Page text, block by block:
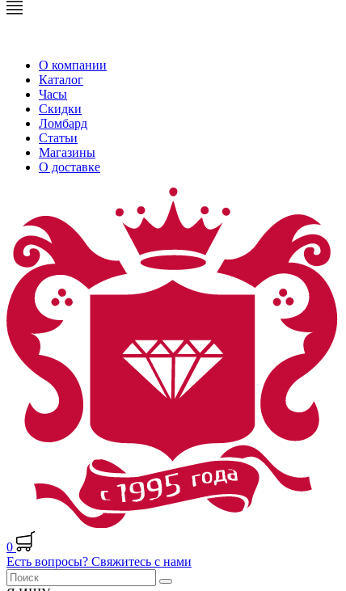
О компании
Каталог
Часы
Скидки
Ломбард
Статьи
Магазины
О доставке
0
Есть вопросы? Свяжитесь с нами